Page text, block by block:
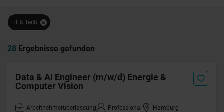
IT & Tech
28 Ergebnisse gefunden
Data & AI Engineer (m/w/d) Energie &
Computer Vision
Arbeitnehmerüberlassung Professional
Hamburg